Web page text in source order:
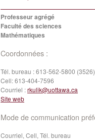
Professeur agrégé
Faculté des sciences
Mathématiques
Coordonnées :
Tél. bureau :613-562-5800 (3526)
Cell:613-404-7596
Courriel :rkulik@uottawa.ca
Site web
Mode de communication
Courriel, Cell, Tél. bureau